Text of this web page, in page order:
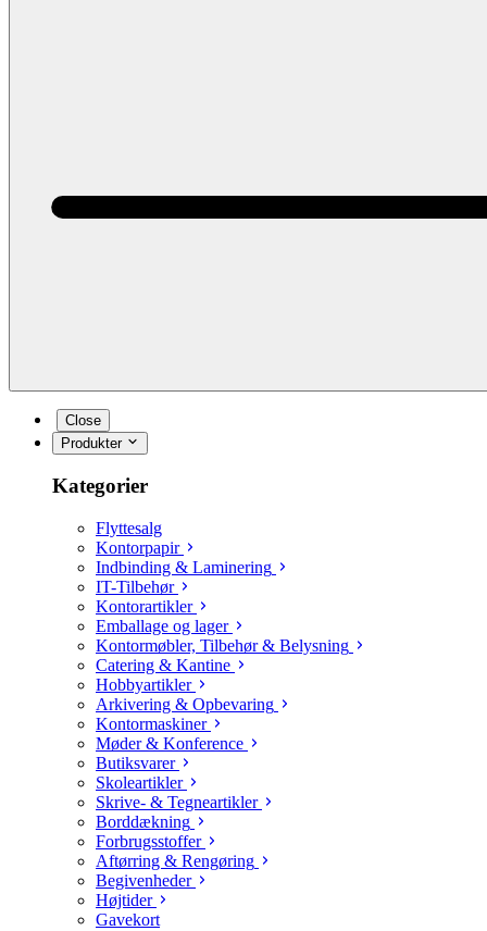
Close
Produkter
Kategorier
Flyttesalg
Kontorpapir
Indbinding & Laminering
IT-Tilbehør
Kontorartikler
Emballage og lager
Kontormøbler, Tilbehør & Belysning
Catering & Kantine
Hobbyartikler
Arkivering & Opbevaring
Kontormaskiner
Møder & Konference
Butiksvarer
Skoleartikler
Skrive- & Tegneartikler
Borddækning
Forbrugsstoffer
Aftørring & Rengøring
Begivenheder
Højtider
Gavekort